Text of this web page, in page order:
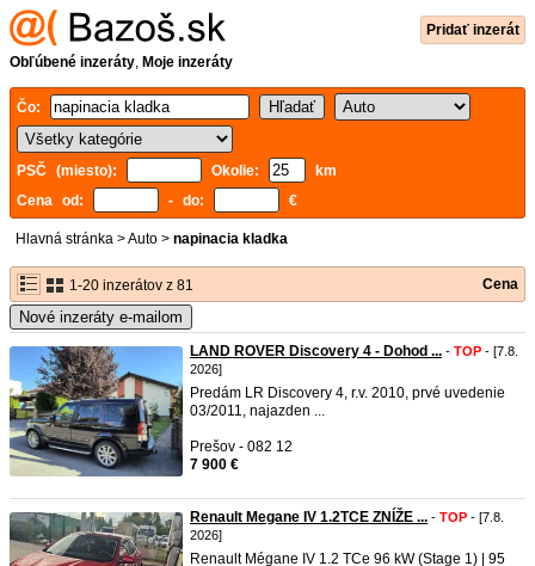
Pridať inzerát
Obľúbené inzeráty, Moje inzeráty
Čo:
PSČ (miesto): Okolie:
km
Cena od:
- do: €
Hlavná stránka >Auto > napinacia kladka
1-20 inzerátov z 81 Cena
Nové inzeráty e-mailom
LAND ROVER Discovery 4 - Dohod ... - TOP - [7.8.
2026]
Predám LR Discovery 4, r.v. 2010, prvé uvedenie
03/2011, najazden ...
Prešov - 082 12
7 900 €
Renault Megane IV 1.2TCE ZNÍŽE ... - TOP - [7.8.
2026]
Renault Mégane IV 1.2 TCe 96 kW (Stage 1) | 95